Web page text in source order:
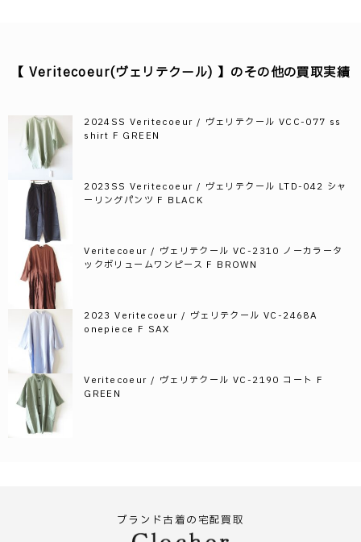
【 Veritecoeur(ヴェリテクール) 】のその他の買取実績
2024SS Veritecoeur / ヴェリテクール VCC-077 ss
shirt F GREEN
2023SS Veritecoeur / ヴェリテクール LTD-042 シャ
ーリングパンツ F BLACK
Veritecoeur / ヴェリテクール VC-2310 ノーカラータ
ックボリュームワンピース F BROWN
2023 Veritecoeur / ヴェリテクール VC-2468A
onepiece F SAX
Veritecoeur / ヴェリテクール VC-2190 コート F
GREEN
ブランド古着の宅配買取